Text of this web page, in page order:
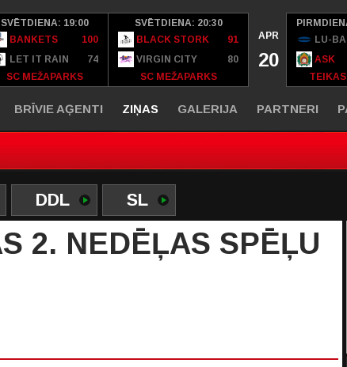
SVĒTDIENA: 19:00
BANKETS
100
LET IT RAIN
74
SC MEŽAPARKS
SVĒTDIENA: 20:30
BLACK STORK
91
VIRGIN CITY
80
SC MEŽAPARKS
APR
20
LU-BA
ASK
BRĪVIE AĢENTI ZIŅAS GALERIJA PARTNERI
DDL SL
2. NEDĒĻAS SPĒĻU